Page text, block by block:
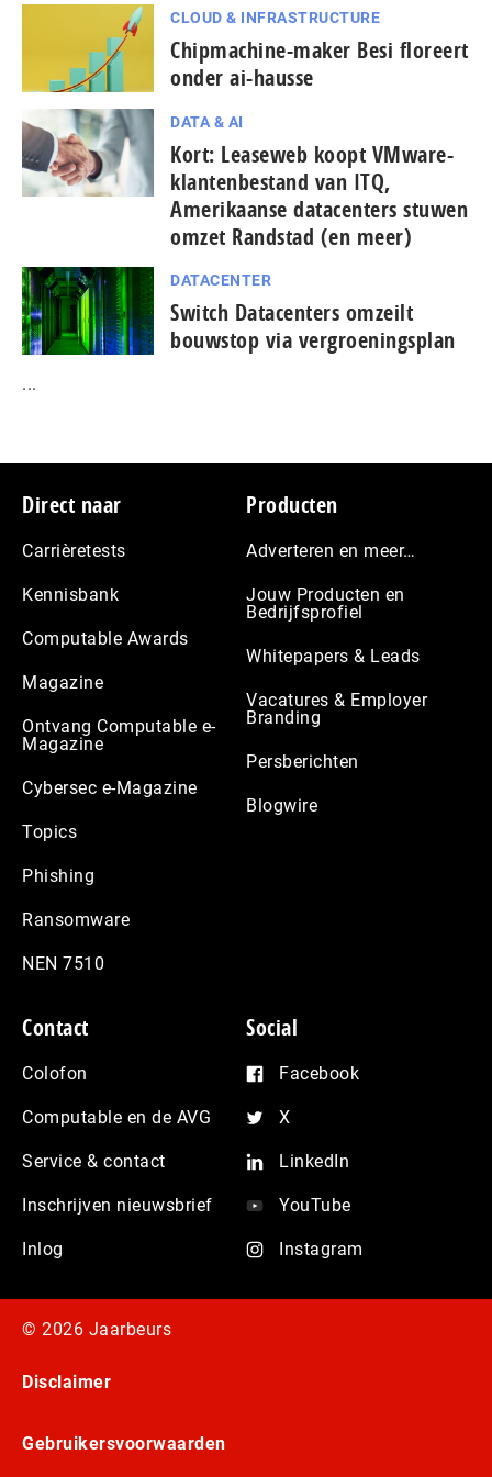
CLOUD & INFRASTRUCTURE
Chipmachine-maker Besi floreert
onder ai-hausse
DATA & AI
Kort: Leaseweb koopt VMware-
klantenbestand van ITQ,
Amerikaanse datacenters stuwen
omzet Randstad (en meer)
DATACENTER
Switch Datacenters omzeilt
bouwstop via vergroeningsplan
...
Footer
Direct naar
Carrièretests
Kennisbank
Computable Awards
Magazine
Ontvang Computable e-
Magazine
Cybersec e-Magazine
Topics
Phishing
Ransomware
NEN 7510
Producten
Adverteren en meer…
Jouw Producten en
Bedrijfsprofiel
Whitepapers & Leads
Vacatures & Employer
Branding
Persberichten
Blogwire
Contact
Colofon
Computable en de AVG
Service & contact
Inschrijven nieuwsbrief
Inlog
Social
Facebook
X
LinkedIn
YouTube
Instagram
© 2026 Jaarbeurs
Disclaimer
Gebruikersvoorwaarden